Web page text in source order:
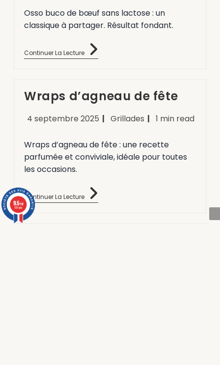
Osso buco de bœuf sans lactose : un
classique à partager. Résultat fondant.
Continuer La Lecture
Wraps d’agneau de fête
4 septembre 2025 Grillades 1 min read
Wraps d’agneau de fête : une recette
parfumée et conviviale, idéale pour toutes
les occasions.
Continuer La Lecture